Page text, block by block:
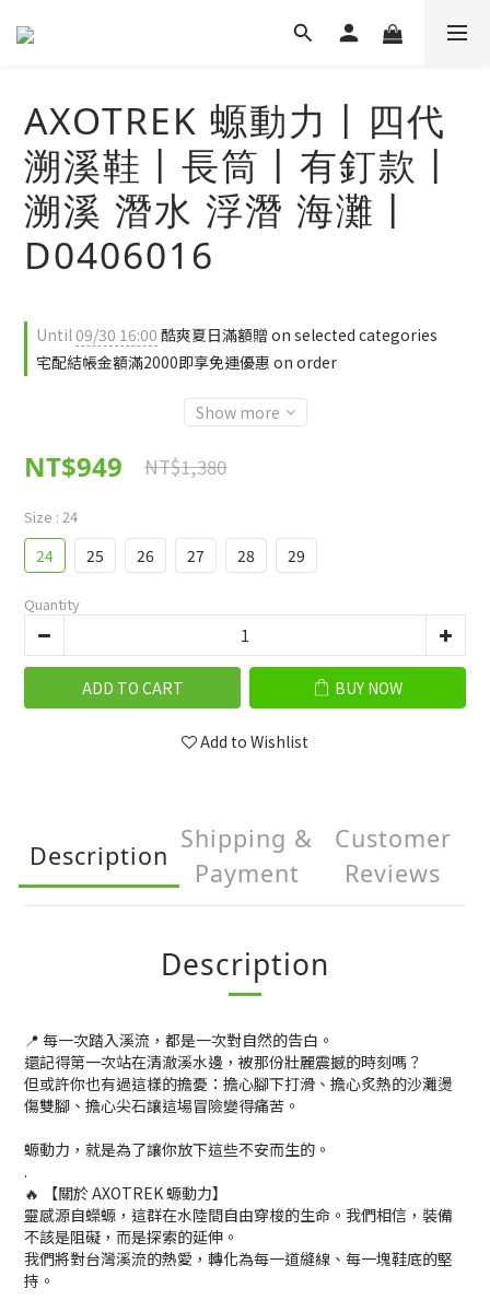
AXOTREK 螈動力丨四代
溯溪鞋丨長筒丨有釘款丨
溯溪 潛水 浮潛 海灘丨
D0406016
Until09/30 16:00 酷爽夏日滿額贈 on selected categories
宅配結帳金額滿2000即享免運優惠 on order
Show more
NT$949 NT$1,380
Size : 24
24 25 26 27 28 29
Quantity
ADD TO CART BUY NOW
Add to Wishlist
Description
Shipping &
Payment
Customer
Reviews
Description
📍 每一次踏入溪流，都是一次對自然的告白。
還記得第一次站在清澈溪水邊，被那份壯麗震撼的時刻嗎？
但或許你也有過這樣的擔憂：擔心腳下打滑、擔心炙熱的沙灘燙
傷雙腳、擔心尖石讓這場冒險變得痛苦。
螈動力，就是為了讓你放下這些不安而生的。
.
🔥 【關於 AXOTREK 螈動力】
靈感源自蠑螈，這群在水陸間自由穿梭的生命。我們相信，裝備
不該是阻礙，而是探索的延伸。
我們將對台灣溪流的熱愛，轉化為每一道縫線、每一塊鞋底的堅
持。